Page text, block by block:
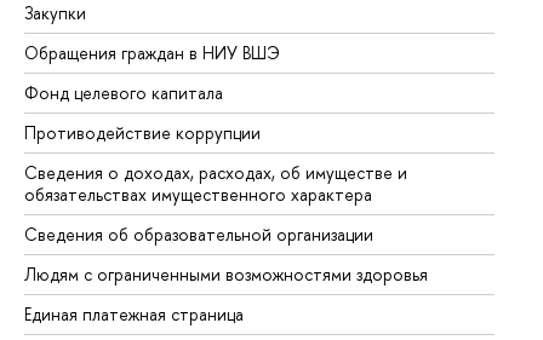
Закупки
Обращения граждан в НИУ ВШЭ
Фонд целевого капитала
Противодействие коррупции
Сведения о доходах, расходах, об имуществе и
обязательствах имущественного характера
Сведения об образовательной организации
Людям с ограниченными возможностями здоровья
Единая платежная страница